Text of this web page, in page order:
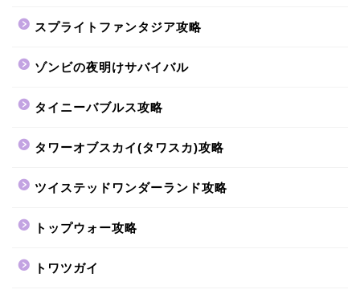
スプライトファンタジア攻略
ゾンビの夜明けサバイバル
タイニーバブルス攻略
タワーオブスカイ(タワスカ)攻略
ツイステッドワンダーランド攻略
トップウォー攻略
トワツガイ